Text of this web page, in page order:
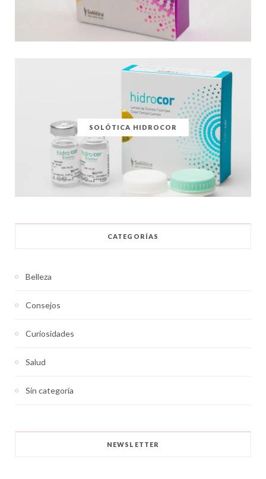
SOLÓTICA HIDROCOR
CATEGORÍAS
Belleza
Consejos
Curiosidades
Salud
Sin categoría
NEWSLETTER